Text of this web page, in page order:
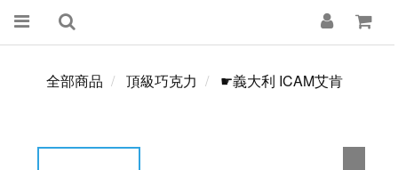
全部商品 頂級巧克力 ☛義大利 ICAM艾肯